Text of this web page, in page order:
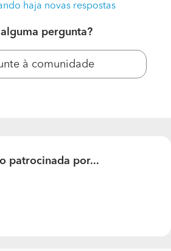
haja novas respostas
alguma pergunta?
à comunidade
patrocinada por...